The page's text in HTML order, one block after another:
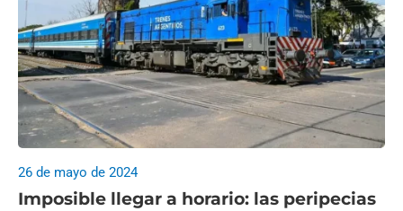
Imposible llegar a horario: las peripecias
26 de mayo de 2024